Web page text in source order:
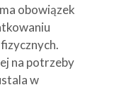
obowiązek
na potrzeby
w